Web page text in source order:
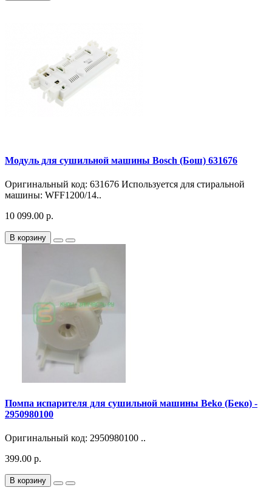
Модуль для сушильной машины Bosch (Бош) 631676
Оригинальный код: 631676 Используется для стиральной
машины: WFF1200/14..
10 099.00 р.
В корзину
Помпа испарителя для сушильной машины Beko (Беко) -
2950980100
Оригинальный код: 2950980100 ..
399.00 р.
В корзину